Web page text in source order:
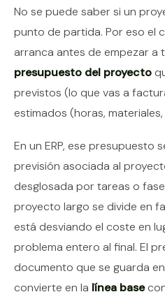
No se puede saber si un
punto de partida. Por eso el
arranca antes de empezar a
presupuesto del proyecto
previstos (lo que vas a
estimados (horas,
En un ERP, ese presupuesto
previsión asociada al
desglosada por tareas o
proyecto largo se divide en
está desviando el coste en
problema entero al final. El
documento que se guarda
convierte en la línea base